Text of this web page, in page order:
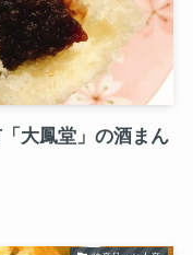
大鳳堂」の酒まん